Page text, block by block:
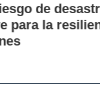
Los 70 años
la UC:
al desarrollo